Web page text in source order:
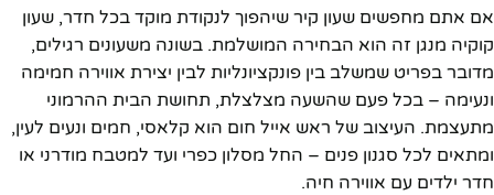
אם אתם מחפשים שעון קיר שיהפוך לנקודת מוקד בכל חדר, שעון
קוקיה מנגן זה הוא הבחירה המושלמת. בשונה משעונים רגילים,
מדובר בפריט שמשלב בין פונקציונליות לבין יצירת אווירה חמימה
ונעימה – בכל פעם שהשעה מצלצלת, תחושת הבית ההרמוני
מתעצמת. העיצוב של ראש אייל חום הוא קלאסי, חמים ונעים לעין,
ומתאים לכל סגנון פנים – החל מסלון כפרי ועד למטבח מודרני או
חדר ילדים עם אווירה חיה.